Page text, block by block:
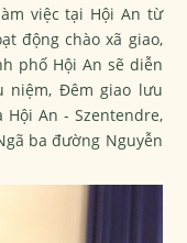
việc tại Hội An từ
động chào xã giao,
phố Hội An sẽ diễn
niệm, Đêm giao lưu
An - Szentendre,
ba đường Nguyễn